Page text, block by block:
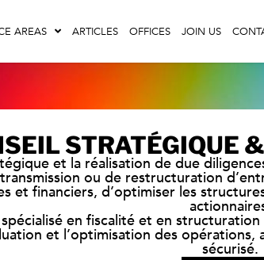
AREAS ARTICLES OFFICES JOIN US
STRATÉGIQUE
et la réalisation de due
ou de restructuration
et financiers, d’optimiser les
en fiscalité et en
et l’optimisation des
sécurisé.